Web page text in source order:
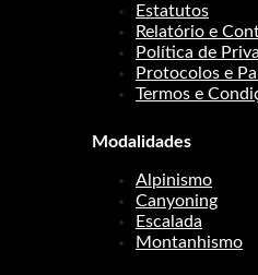
Estatutos
Relatório e
Política de
Protocolos e
Termos e
Modalidades
Alpinismo
Canyoning
Escalada
Montanhismo